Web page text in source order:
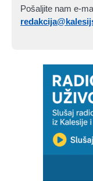
Pošaljite nam e-